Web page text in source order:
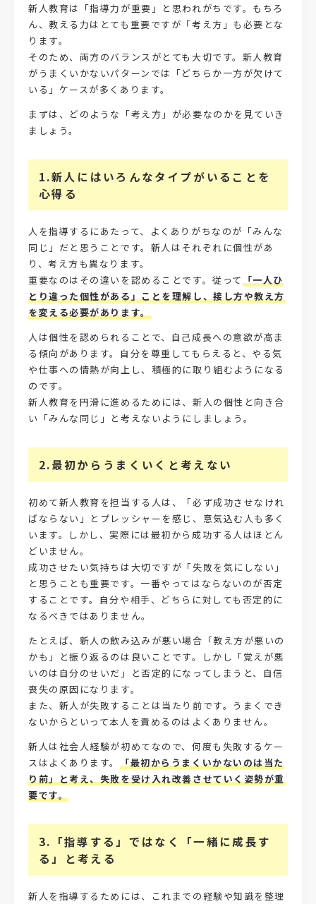
新人教育は「指導力が重要」と思われがちです。もちろ
ん、教える力はとても重要ですが「考え方」も必要とな
ります。
そのため、両方のバランスがとても大切です。新人教育
がうまくいかないパターンでは「どちらか一方が欠けて
いる」ケースが多くあります。
まずは、どのような「考え方」が必要なのかを見ていき
ましょう。
1.新人にはいろんなタイプがいることを
心得る
人を指導するにあたって、よくありがちなのが「みんな
同じ」だと思うことです。新人はそれぞれに個性があ
り、考え方も異なります。
重要なのはその違いを認めることです。従って 「一人ひ
とり違った個性がある」ことを理解し、接し方や教え方
を変える必要があります。
人は個性を認められることで、自己成長への意欲が高ま
る傾向があります。自分を尊重してもらえると、やる気
や仕事への情熱が向上し、積極的に取り組むようになる
のです。
新人教育を円滑に進めるためには、新人の個性と向き合
い「みんな同じ」と考えないようにしましょう。
2.最初からうまくいくと考えない
初めて新人教育を担当する人は、「必ず成功させなけれ
ばならない」とプレッシャーを感じ、意気込む人も多く
います。しかし、実際には最初から成功する人はほとん
どいません。
成功させたい気持ちは大切ですが「失敗を気にしない」
と思うことも重要です。一番やってはならないのが否定
することです。自分や相手、どちらに対しても否定的に
なるべきではありません。
たとえば、新人の飲み込みが悪い場合「教え方が悪いの
かも」と振り返るのは良いことです。しかし「覚えが悪
いのは自分のせいだ」と否定的になってしまうと、自信
喪失の原因になります。
また、新人が失敗することは当たり前です。うまくでき
ないからといって本人を責めるのはよくありません。
新人は社会人経験が初めてなので、何度も失敗するケー
スはよくあります。
「最初からうまくいかないのは当た
り前」と考え、失敗を受け入れ改善させていく姿勢が重
要です。
3.「指導する」ではなく「一緒に成長す
る」と考える
新人を指導するためには、これまでの経験や知識を整理